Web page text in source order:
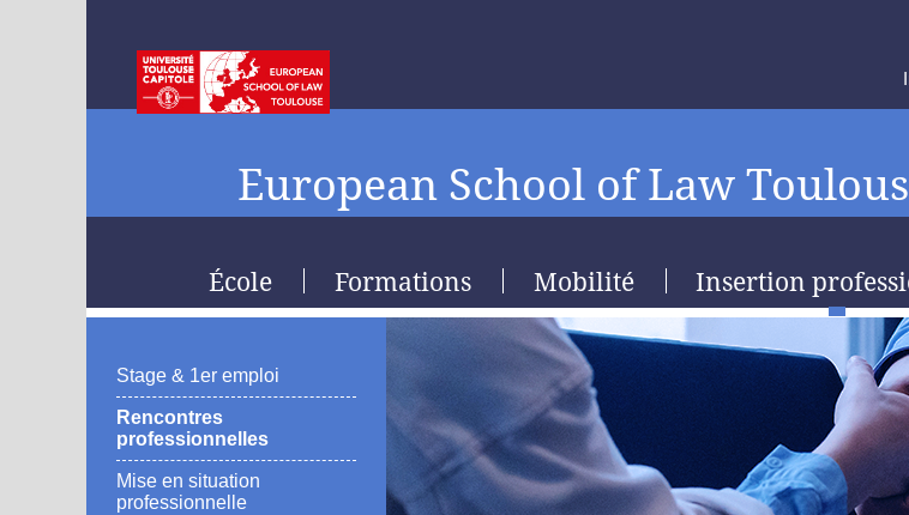
European School of Law
École Formations Mobilité Insertion
Stage & 1er emploi
Rencontres
professionnelles
Mise en situation
professionnelle